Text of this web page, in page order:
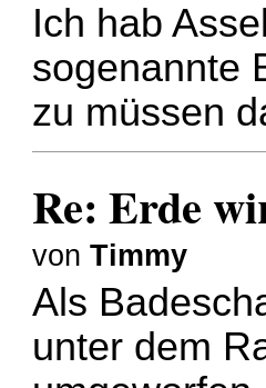
Ich hab
sogenannte
zu müssen
Re: Erde
vonTimmy
Als
unter dem